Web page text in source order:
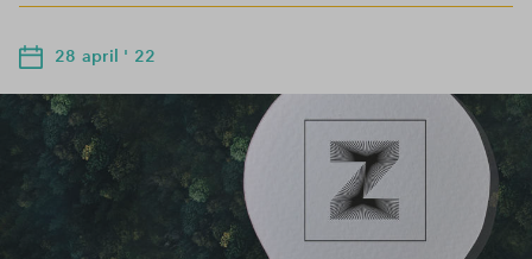
28 april ' 22